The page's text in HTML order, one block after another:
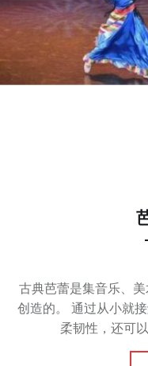
古典芭蕾是集音乐、
创造的。 通过从小就
柔韧性，还可